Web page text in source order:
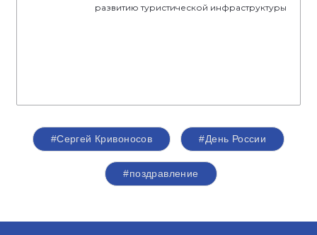
развитию туристической инфраструктуры
#Сергей Кривоносов #День России
#поздравление